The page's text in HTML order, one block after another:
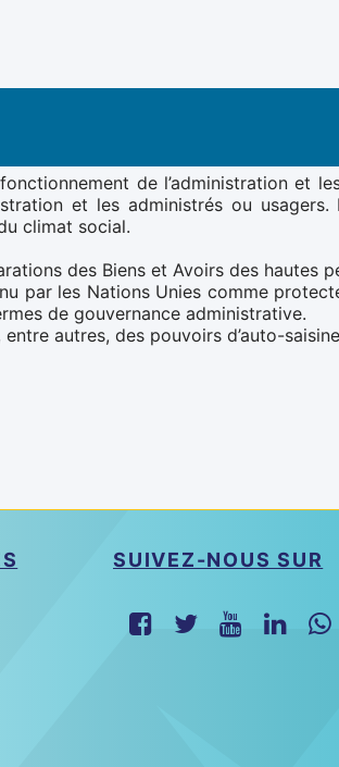
de l’administration et
et les administrés ou
climat social.
des Biens et Avoirs des hautes
par les Nations Unies comme
de gouvernance administrative.
autres, des pouvoirs d’auto-
SUIVEZ-NOUS SUR